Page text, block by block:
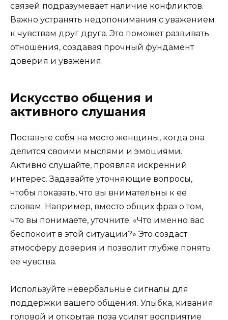
связей подразумевает наличие конфликтов.
Важно устранять недопонимания с уважением
к чувствам друг друга. Это поможет развивать
отношения, создавая прочный фундамент
доверия и уважения.
Искусство общения и
активного слушания
Поставьте себя на место женщины, когда она
делится своими мыслями и эмоциями.
Активно слушайте, проявляя искренний
интерес. Задавайте уточняющие вопросы,
чтобы показать, что вы внимательны к ее
словам. Например, вместо общих фраз о том,
что вы понимаете, уточните: «Что именно вас
беспокоит в этой ситуации?» Это создаст
атмосферу доверия и позволит глубже понять
ее чувства.
Используйте невербальные сигналы для
поддержки вашего общения. Улыбка, кивания
головой и открытая поза усилят восприятие